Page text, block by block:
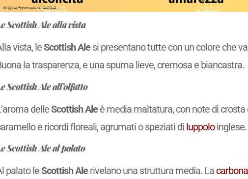
Scottish Ale alla vista
vista, leScottish Alesi presentano tutte con un colore che
la trasparenza, e una spuma lieve, cremosa e biancastra.
Scottish Ale all’olfatto
delleScottish Aleè media maltatura, con note di crosta
e ricordi floreali, agrumati o speziati di luppoloinglese.
Scottish Ale al palato
palato leScottish Alerivelano una struttura media. La